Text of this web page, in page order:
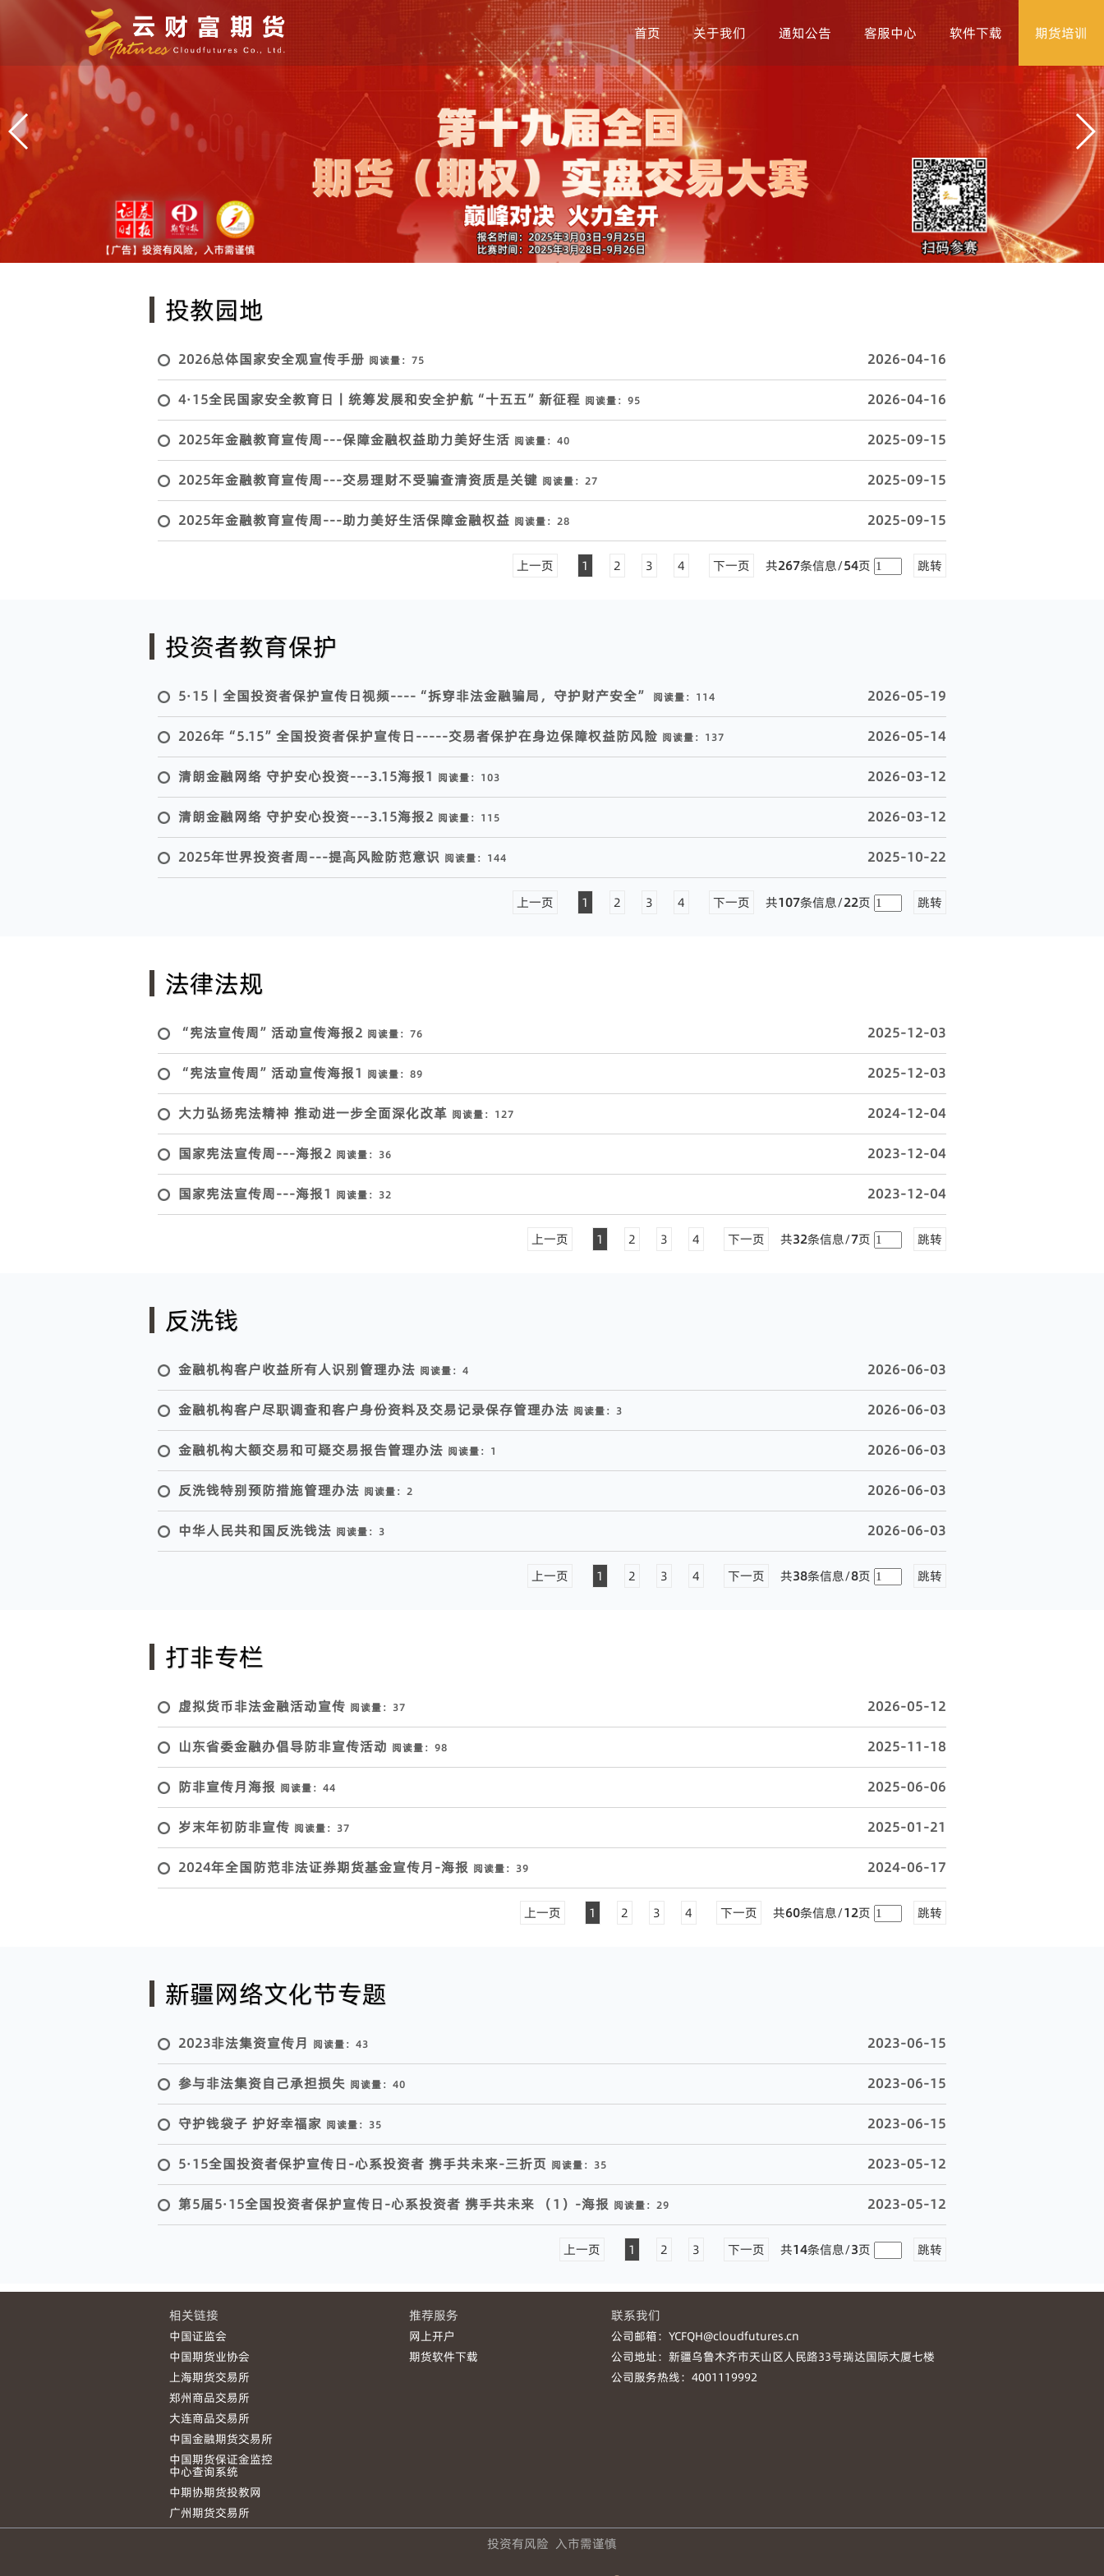
首页 关于我们 通知公告 客服中心 软件下载 期货培训
投教园地
2026总体国家安全观宣传手册 阅读量： 75 2026-04-16
4·15全民国家安全教育日丨统筹发展和安全护航“十五五”新征程 阅读量： 95 2026-04-16
2025年金融教育宣传周---保障金融权益助力美好生活 阅读量： 40 2025-09-15
2025年金融教育宣传周---交易理财不受骗查清资质是关键 阅读量： 27 2025-09-15
2025年金融教育宣传周---助力美好生活保障金融权益 阅读量： 28 2025-09-15
上一页 1 2 3 4 下一页 共267条信息/54页 跳转
投资者教育保护
5·15丨全国投资者保护宣传日视频----“拆穿非法金融骗局，守护财产安全” 阅读量： 114 2026-05-19
2026年“5.15”全国投资者保护宣传日-----交易者保护在身边保障权益防风险 阅读量： 137 2026-05-14
清朗金融网络 守护安心投资---3.15海报1 阅读量： 103 2026-03-12
清朗金融网络 守护安心投资---3.15海报2 阅读量： 115 2026-03-12
2025年世界投资者周---提⾼⻛险防范意识 阅读量： 144 2025-10-22
上一页 1 2 3 4 下一页 共107条信息/22页 跳转
法律法规
“宪法宣传周”活动宣传海报2 阅读量： 76 2025-12-03
“宪法宣传周”活动宣传海报1 阅读量： 89 2025-12-03
大力弘扬宪法精神 推动进一步全面深化改革 阅读量： 127 2024-12-04
国家宪法宣传周---海报2 阅读量： 36 2023-12-04
国家宪法宣传周---海报1 阅读量： 32 2023-12-04
上一页 1 2 3 4 下一页 共32条信息/7页 跳转
反洗钱
金融机构客户收益所有人识别管理办法 阅读量： 4 2026-06-03
金融机构客户尽职调查和客户身份资料及交易记录保存管理办法 阅读量： 3 2026-06-03
金融机构大额交易和可疑交易报告管理办法 阅读量： 1 2026-06-03
反洗钱特别预防措施管理办法 阅读量： 2 2026-06-03
中华人民共和国反洗钱法 阅读量： 3 2026-06-03
上一页 1 2 3 4 下一页 共38条信息/8页 跳转
打非专栏
虚拟货币非法金融活动宣传 阅读量： 37 2026-05-12
山东省委金融办倡导防非宣传活动 阅读量： 98 2025-11-18
防非宣传月海报 阅读量： 44 2025-06-06
岁末年初防非宣传 阅读量： 37 2025-01-21
2024年全国防范非法证券期货基金宣传月-海报 阅读量： 39 2024-06-17
上一页 1 2 3 4 下一页 共60条信息/12页 跳转
新疆网络文化节专题
2023非法集资宣传月 阅读量： 43 2023-06-15
参与非法集资自己承担损失 阅读量： 40 2023-06-15
守护钱袋子 护好幸福家 阅读量： 35 2023-06-15
5·15全国投资者保护宣传日-心系投资者 携手共未来-三折页 阅读量： 35 2023-05-12
第5届5·15全国投资者保护宣传日-心系投资者 携手共未来 （1）-海报 阅读量： 29 2023-05-12
上一页 1 2 3 下一页 共14条信息/3页 跳转
相关链接
中国证监会
中国期货业协会
上海期货交易所
郑州商品交易所
大连商品交易所
中国金融期货交易所
中国期货保证金监控
中心查询系统
中期协期货投教网
广州期货交易所
推荐服务
网上开户
期货软件下载
联系我们
公司邮箱：YCFQH@cloudfutures.cn
公司地址：新疆乌鲁木齐市天山区人民路33号瑞达国际大厦七楼
公司服务热线：4001119992
投资有风险  入市需谨慎